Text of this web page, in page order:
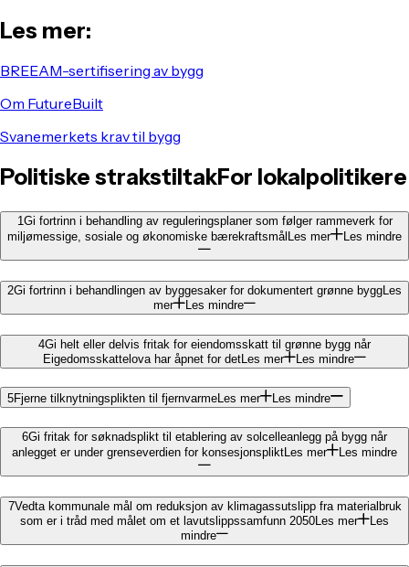
Les mer:
BREEAM-sertifisering av bygg
Om FutureBuilt
Svanemerkets krav til bygg
Politiske strakstiltakFor lokalpolitikere
1Gi fortrinn i behandling av reguleringsplaner som følger rammeverk for
miljømessige, sosiale og økonomiske bærekraftsmålLes mer Les mindre
2Gi fortrinn i behandlingen av byggesaker for dokumentert grønne byggLes
mer
Les mindre
4Gi helt eller delvis fritak for eiendomsskatt til grønne bygg når
Eigedomsskattelova har åpnet for detLes mer Les mindre
5Fjerne tilknytningsplikten til fjernvarmeLes mer Les mindre
6Gi fritak for søknadsplikt til etablering av solcelleanlegg på bygg når
anlegget er under grenseverdien for konsesjonspliktLes mer Les mindre
7Vedta kommunale mål om reduksjon av klimagassutslipp fra materialbruk
som er i tråd med målet om et lavutslippssamfunn 2050Les mer
Les
mindre